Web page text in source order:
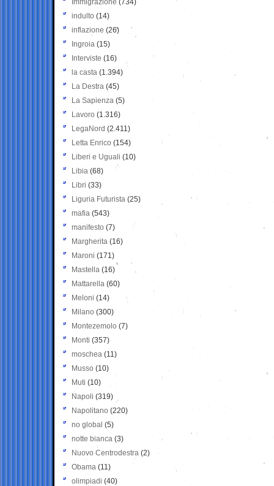
Immigrazione (734)
indulto (14)
inflazione (26)
Ingroia (15)
Interviste (16)
la casta (1.394)
La Destra (45)
La Sapienza (5)
Lavoro (1.316)
LegaNord (2.411)
Letta Enrico (154)
Liberi e Uguali (10)
Libia (68)
Libri (33)
Liguria Futurista (25)
mafia (543)
manifesto (7)
Margherita (16)
Maroni (171)
Mastella (16)
Mattarella (60)
Meloni (14)
Milano (300)
Montezemolo (7)
Monti (357)
moschea (11)
Musso (10)
Muti (10)
Napoli (319)
Napolitano (220)
no global (5)
notte bianca (3)
Nuovo Centrodestra (2)
Obama (11)
olimpiadi (40)